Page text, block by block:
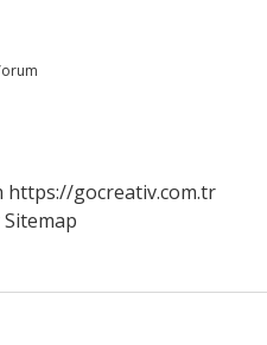
https://gocreativ.com.tr
Sitemap